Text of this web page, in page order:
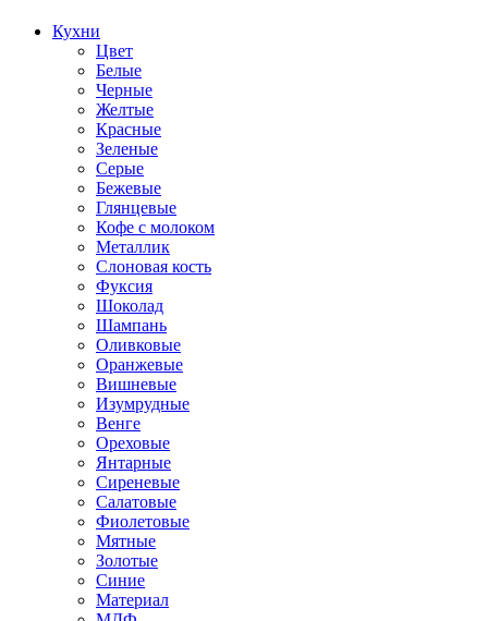
Кухни
Цвет
Белые
Черные
Желтые
Красные
Зеленые
Серые
Бежевые
Глянцевые
Кофе с молоком
Металлик
Слоновая кость
Фуксия
Шоколад
Шампань
Оливковые
Оранжевые
Вишневые
Изумрудные
Венге
Ореховые
Янтарные
Сиреневые
Салатовые
Фиолетовые
Мятные
Золотые
Синие
Материал